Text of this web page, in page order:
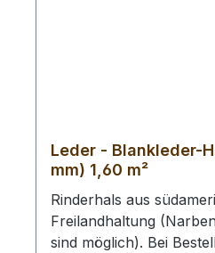
Leder - Blankleder-
mm) 1,60 m²
Rinderhals aus
Freilandhaltung
sind möglich). Bei